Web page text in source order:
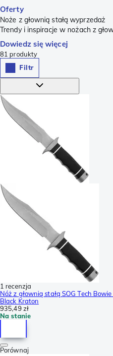
Oferty
Noże z głownią stałą wyprzedaż
Trendy i inspiracje w nożach z
Dowiedz się więcej
81 produkty
Filtr
1 recenzja
Nóż z głownią stałą SOG Tech
Black Kraton
935,49 zł
Na stanie
Porównaj